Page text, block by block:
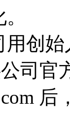
创
司官